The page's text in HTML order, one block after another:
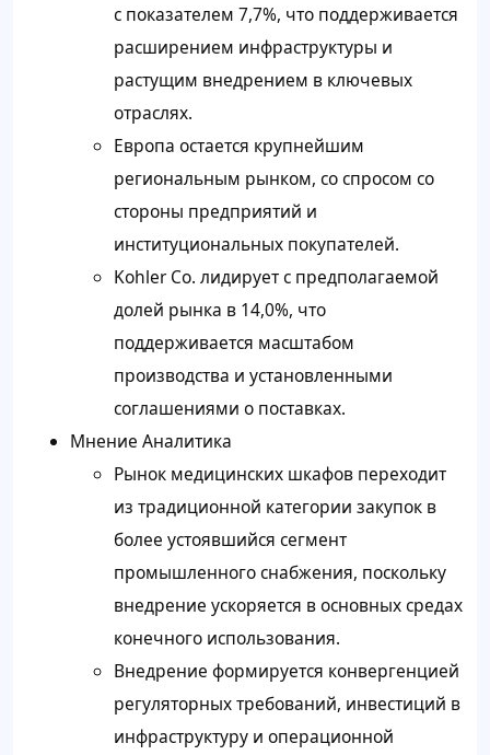
с показателем 7,7%, что поддерживается
расширением инфраструктуры и
растущим внедрением в ключевых
отраслях.
Европа остается крупнейшим
региональным рынком, со спросом со
стороны предприятий и
институциональных покупателей.
Kohler Co. лидирует с предполагаемой
долей рынка в 14,0%, что
поддерживается масштабом
производства и установленными
соглашениями о поставках.
Мнение Аналитика
Рынок медицинских шкафов переходит
из традиционной категории закупок в
более устоявшийся сегмент
промышленного снабжения, поскольку
внедрение ускоряется в основных средах
конечного использования.
Внедрение формируется конвергенцией
регуляторных требований, инвестиций в
инфраструктуру и операционной